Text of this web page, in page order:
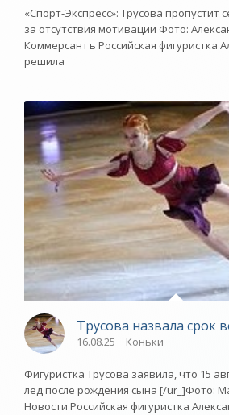
«Спорт-Экспресс»: Трусова пропустит
за отсутствия мотивации Фото:
Коммерсантъ Российская фигуристка
решила
Трусова назвала срок
16.08.25 Коньки
Фигуристка Трусова заявила, что 15
лед после рождения сына [/ur_]Фото:
Новости Российская фигуристка